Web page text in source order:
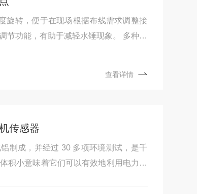
旋转，便于在现场根据布线需求调整接
节功能，有助于减轻水锤现象。 多种配
查看详情
传感器
制成，并经过 30 多项环境测试，是千
积小意味着它们可以有效地利用电力，